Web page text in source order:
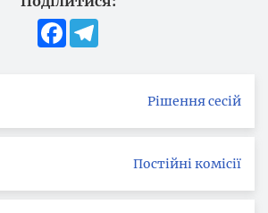
Facebook
Рішення сесій
Постійні комісії